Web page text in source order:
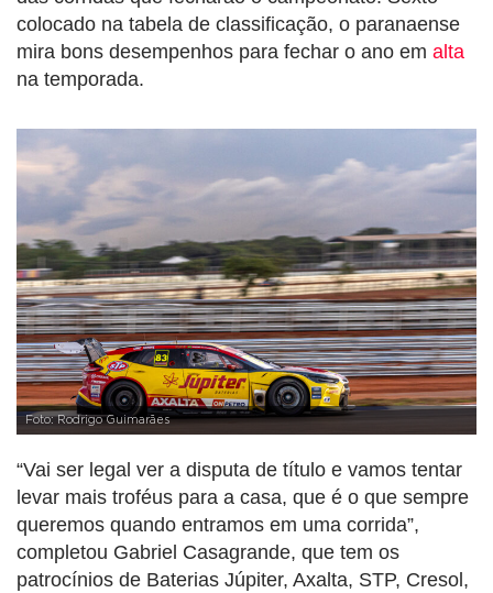
colocado na tabela de classificação, o paranaense
mira bons desempenhos para fechar o ano em alta
na temporada.
Foto: Rodrigo Guimarães
“Vai ser legal ver a disputa de título e vamos tentar
levar mais troféus para a casa, que é o que sempre
queremos quando entramos em uma corrida”,
completou Gabriel Casagrande, que tem os
patrocínios de Baterias Júpiter, Axalta, STP, Cresol,